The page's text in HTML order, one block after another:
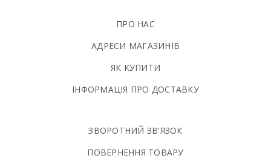
ПРО НАС
АДРЕСИ МАГАЗИНІВ
ЯК КУПИТИ
ІНФОРМАЦІЯ ПРО ДОСТАВКУ
ЗВОРОТНИЙ ЗВ'ЯЗОК
ПОВЕРНЕННЯ ТОВАРУ